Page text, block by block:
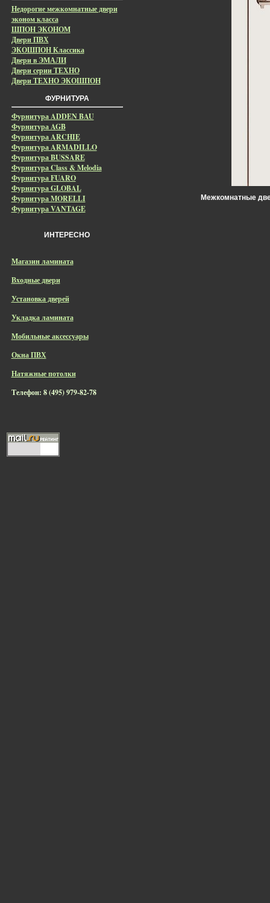
Недорогие межкомнатные двери
эконом класса
ШПОН ЭКОНОМ
Двери ПВХ
ЭКОШПОН Классика
Двери в ЭМАЛИ
Двери серии ТЕХНО
Двери ТЕХНО ЭКОШПОН
ФУРНИТУРА
Фурнитура ADDEN BAU
Фурнитура AGB
Фурнитура ARCHIE
Фурнитура ARMADILLO
Фурнитура BUSSARE
Фурнитура Class & Melodia
Фурнитура FUARO
Фурнитура GLOBAL
Фурнитура MORELLI
Фурнитура VANTAGE
ИНТЕРЕСНО
Магазин ламината
Входные двери
Установка дверей
Укладка ламината
Мобильные аксессуары
Окна ПВХ
Натяжные потолки
Телефон: 8 (495) 979-82-78
Межкомнатные